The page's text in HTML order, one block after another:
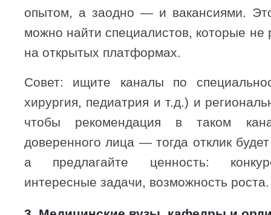
опытом, а заодно — и вакансиями.
можно найти специалистов, которые
на открытых платформах.
Совет: ищите каналы по
хирургия, педиатрия и т.д.) и
чтобы рекомендация в таком
доверенного лица — тогда отклик
а предлагайте ценность:
интересные задачи, возможность роста.